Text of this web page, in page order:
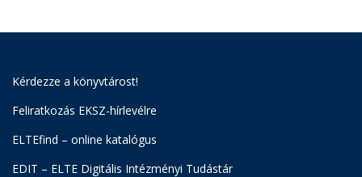
Kérdezze a könyvtárost!
Feliratkozás EKSZ-hírlevélre
ELTEfind – online katalógus
EDIT – ELTE Digitális Intézményi Tudástár